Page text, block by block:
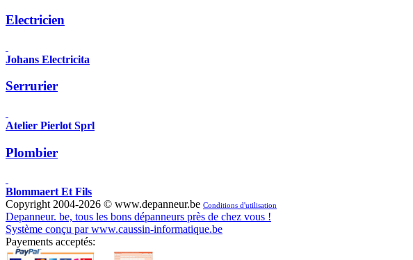
Electricien
Johans Electricita
Serrurier
Atelier Pierlot Sprl
Plombier
Blommaert Et Fils
Copyright 2004-2026 © www.depanneur.be Conditions d'utilisation
Depanneur. be, tous les bons dépanneurs près de chez vous !
Système conçu par www.caussin-informatique.be
Payements acceptés: